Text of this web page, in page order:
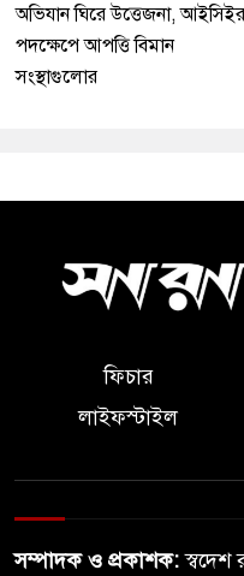
অভিযান ঘিরে উত্তেজনা, আইসিইর
পদক্ষেপে আপত্তি বিমান
সংস্থাগুলোর
ফিচার
লাইফস্টাইল
সম্পাদক ও প্রকাশক:স্বদেশ